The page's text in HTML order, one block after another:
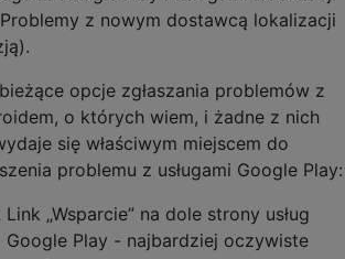
z nowym dostawcą lokalizacji
opcje zgłaszania problemów z
o których wiem, i żadne z nich
się właściwym miejscem do
problemu z usługami Google Play:
Link „Wsparcie” na dole strony usług
Google Play - najbardziej oczywiste